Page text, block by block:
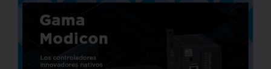
Coneix la gamma de PLCs Modicon